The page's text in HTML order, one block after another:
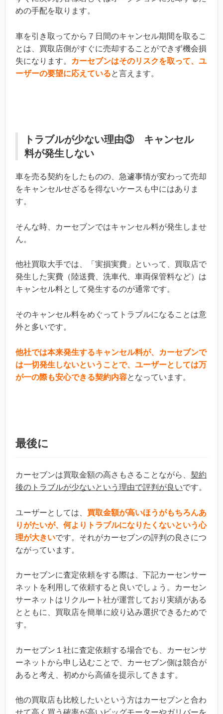
めの手配を取ります。
車を引き取ってから７日間のキャンセル期間を取るこ
とは、買取店側がすぐに売却することができず機会損
失になります。
カーセブンはそのリスクを取って、ユ
ーザーの要望に応えていると言えます。
トラブルが少ない理由③ キャンセル
料が発生しない
車を売る契約をしたものの、急遽事情が変わって売却
をキャンセルせざるを得ないケースも中にはありま
す。
そんな時、カーセブンではキャンセル料が発生しませ
ん。
他社買取大手では、「実損実費」といって、買取店で
発生した実費（陸送費、洗車代、車両保管料など）は
キャンセル料として発生するのが通常です。
そのキャンセル料をめぐってトラブルになることは意
外と多いです。
他社では本来発生するキャンセル料が、カーセブンで
は一切発生しないということで、ユーザーとしては万
が一の際も安心できる契約内容となっています。
最後に
カーセブンは買取金額の高さもさることながら、 契約
後のトラブルが少ないという理由で評判が良いです。
ユーザーとしては、 買取金額が高いほうがもちろんあ
りがたいが、何よりトラブルになりたくないという心
理が大きいです。それがカーセブンの評判の良さにつ
ながっています。
カーセブンに査定依頼をする際は、下記カーセンサー
ネットを利用して依頼すると良いでしょう。カーセン
サーネットはリクルート社が運営しており実績がある
とともに、買取店を簡単に絞り込み選択できるためで
す。
カーセブン１社に査定依頼する場合でも、カーセンサ
ーネットから申し込むことで、カーセブン側は競合が
あると考え、初めから高値を提示してきます。
他の買取店も比較したいという方はカーセブンと合わ